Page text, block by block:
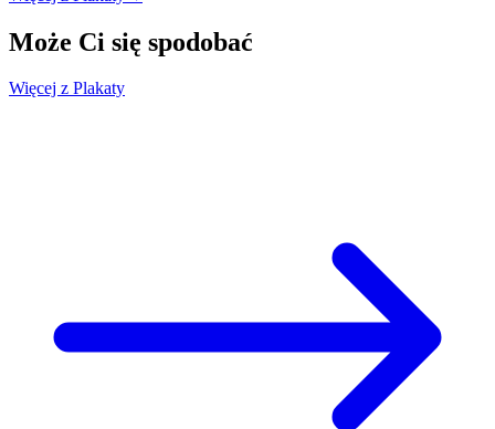
Może Ci się spodobać
Więcej z Plakaty